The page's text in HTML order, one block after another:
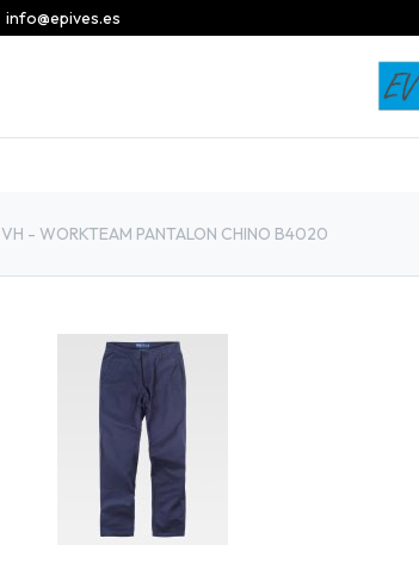
info@epives.es
VH - WORKTEAM PANTALON CHINO B4020